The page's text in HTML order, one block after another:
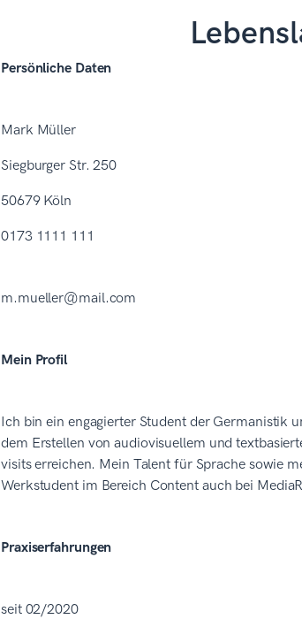
Persönliche Daten
Mark Müller
Siegburger Str. 250
50679 Köln
0173 1111 111
m.mueller@mail.com
Mein Profil
Ich bin ein engagierter Student der Germanistik
dem Erstellen von audiovisuellem und
visits erreichen. Mein Talent für Sprache sowie
Werkstudent im Bereich Content auch bei
Praxiserfahrungen
seit 02/2020